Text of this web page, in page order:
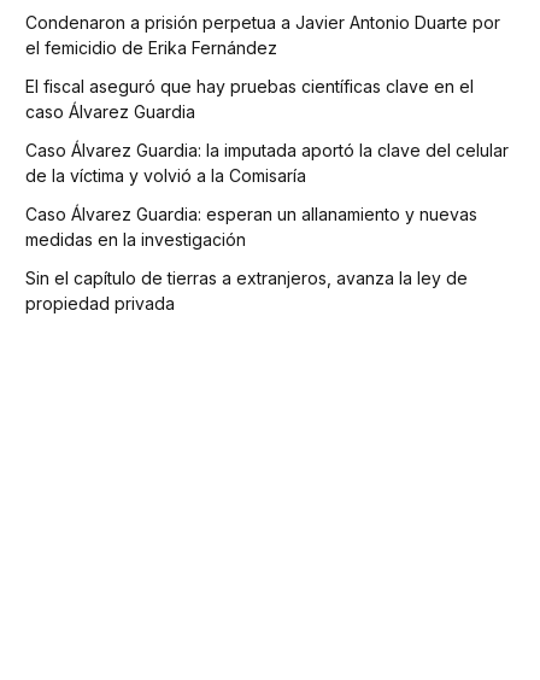
Condenaron a prisión perpetua a Javier Antonio Duarte por
el femicidio de Erika Fernández
El fiscal aseguró que hay pruebas científicas clave en el
caso Álvarez Guardia
Caso Álvarez Guardia: la imputada aportó la clave del celular
de la víctima y volvió a la Comisaría
Caso Álvarez Guardia: esperan un allanamiento y nuevas
medidas en la investigación
Sin el capítulo de tierras a extranjeros, avanza la ley de
propiedad privada